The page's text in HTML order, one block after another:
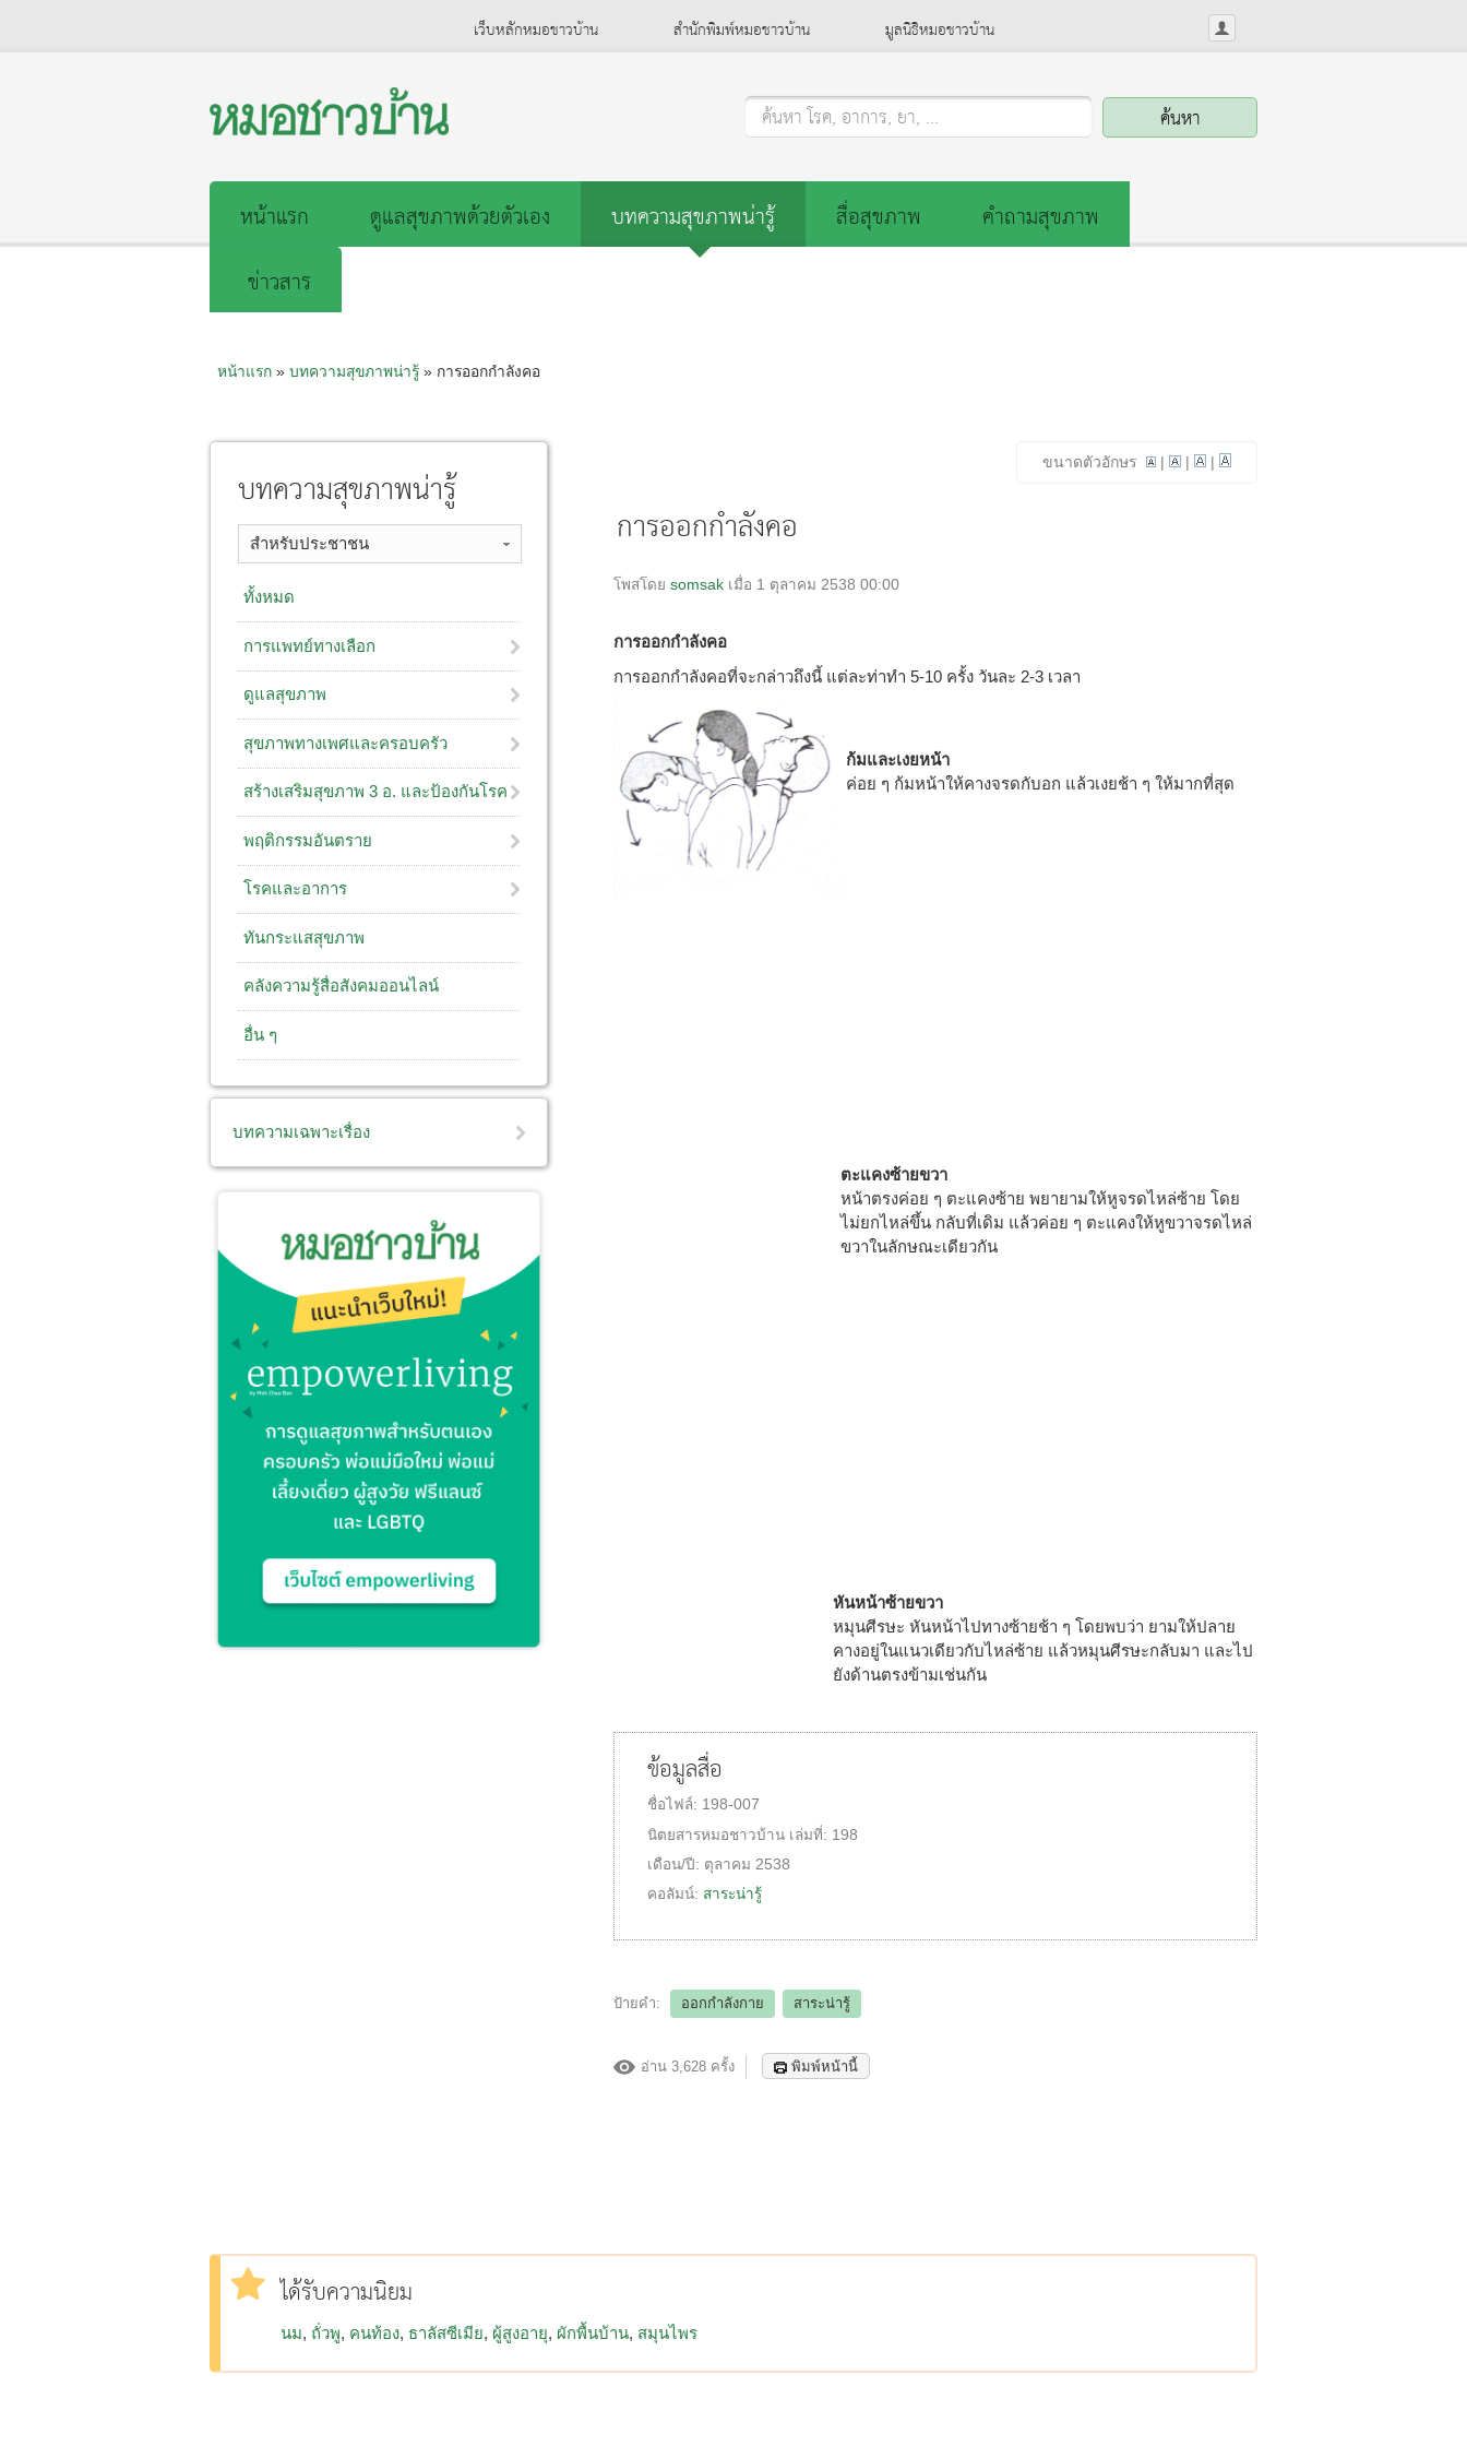
เว็บหลักหมอชาวบ้าน สำนักพิมพ์หมอชาวบ้าน มูลนิธิหมอชาวบ้าน
ค้นหา โรค, อาการ, ยา, ...
หน้าแรก ดูแลสุขภาพด้วยตัวเอง บทความสุขภาพน่ารู้ สื่อสุขภาพ
คำถามสุขภาพ
ข่าวสาร
หน้าแรก» บทความสุขภาพน่ารู้» การออกกำลังคอ
ขนาดตัวอักษร | | |
การออกกำลังคอ
โพสโดย somsak เมื่อ 1 ตุลาคม 2538 00:00
การออกกำลังคอ
การออกกำลังคอที่จะกล่าวถึงนี้ แต่ละท่าทำ 5-10 ครั้ง วันละ 2-3 เวลา
ก้มและเงยหน้า
ค่อย ๆ ก้มหน้าให้คางจรดกับอก แล้วเงยช้า ๆ ให้มากที่สุด
ตะแคงซ้ายขวา
หน้าตรงค่อย ๆ ตะแคงซ้าย พยายามให้หูจรดไหล่ซ้าย โดย
ไม่ยกไหล่ขึ้น กลับที่เดิม แล้วค่อย ๆ ตะแคงให้หูขวาจรดไหล่
ขวาในลักษณะเดียวกัน
หันหน้าซ้ายขวา
หมุนศีรษะ หันหน้าไปทางซ้ายช้า ๆ โดยพบว่า ยามให้ปลาย
คางอยู่ในแนวเดียวกับไหล่ซ้าย แล้วหมุนศีรษะกลับมา และไป
ยังด้านตรงข้ามเช่นกัน
ข้อมูลสื่อ
ชื่อไฟล์: 198-007
นิตยสารหมอชาวบ้าน เล่มที่: 198
เดือน/ปี: ตุลาคม 2538
คอลัมน์: สาระน่ารู้
ป้ายคำ: ออกกำลังกาย สาระน่ารู้
อ่าน 3,628 ครั้ง พิมพ์หน้านี้
บทความสุขภาพน่ารู้
สำหรับประชาชน
ทั้งหมด
การแพทย์ทางเลือก
ดูแลสุขภาพ
สุขภาพทางเพศและครอบครัว
สร้างเสริมสุขภาพ 3 อ. ​และป้องกันโรค
พฤติกรรมอันตราย
โรคและอาการ
ทันกระแสสุขภาพ
คลังความรู้สื่อสังคมออนไลน์
อื่น ๆ
บทความเฉพาะเรื่อง
ได้รับความนิยม
นม ถั่วพู คนท้อง ธาลัสซีเมีย ผู้สูงอายุ ผักพื้นบ้าน สมุนไพร